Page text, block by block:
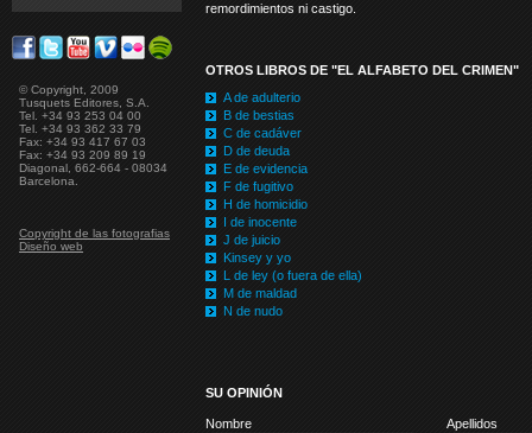
© Copyright, 2009
Tusquets Editores, S.A.
Tel. +34 93 253 04 00
Tel. +34 93 362 33 79
Fax: +34 93 417 67 03
Fax: +34 93 209 89 19
Diagonal, 662-664 - 08034
Barcelona.
Copyright de las fotografias
Diseño web
remordimientos ni castigo.
OTROS LIBROS DE "EL ALFABETO DEL CRIMEN"
A de adulterio
B de bestias
C de cadáver
D de deuda
E de evidencia
F de fugitivo
H de homicidio
I de inocente
J de juicio
Kinsey y yo
L de ley (o fuera de ella)
M de maldad
N de nudo
SU OPINIÓN
Nombre Apellidos